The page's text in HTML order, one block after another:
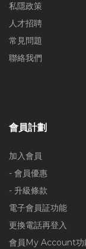
私隱政策
人才招聘
常見問題
聯絡我們
會員計劃
加入會員
- 會員優惠
- 升級條款
電子會員証功能
更換電話再登入
會員My Account功